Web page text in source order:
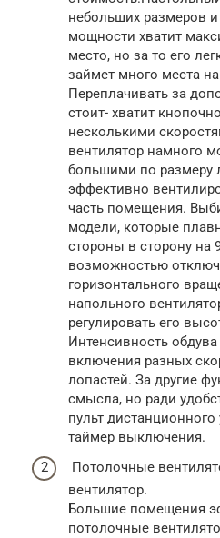
небольших размеров
мощности хватит
место, но за то его
займет много места
Переплачивать за
стоит- хватит
несколькими
вентилятор намного
большими по размеру
эффективно
часть помещения.
модели, которые
стороны в сторону на
возможностью
горизонтального
напольного
регулировать его
Интенсивность
включения разных
лопастей. За другие
смысла, но ради
пульт
таймер выключения.
Потолочные
вентилятор.
Большие помещения
потолочные